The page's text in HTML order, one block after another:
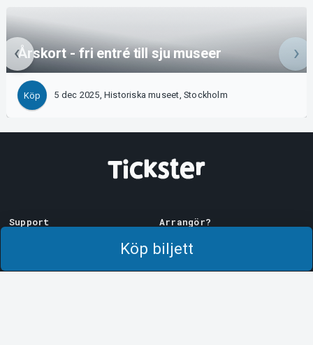
Köp biljett
Årskort - fri entré till sju museer
Köp 5 dec 2025, Historiska museet, Stockholm
Support
Arrangör?
Logga in i Manager